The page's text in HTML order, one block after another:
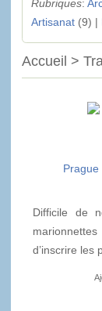
Rubriques:
Artisanat(9) |
Accueil >
Difficile de
marionnettes
d’inscrire les